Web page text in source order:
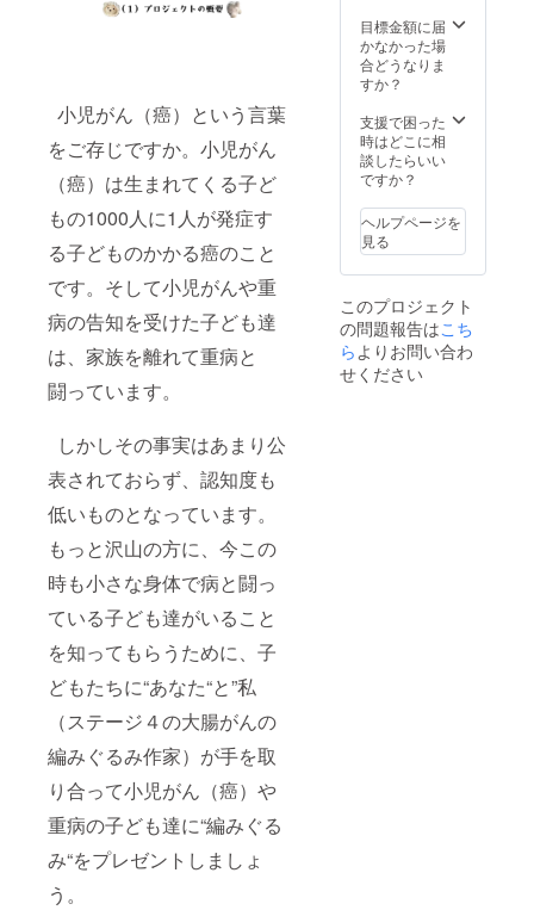
小児がん（癌）という言葉
をご存じですか。小児がん
（癌）は生まれてくる子ど
もの1000人に1人が発症す
る子どものかかる癌のこと
です。そして小児がんや重
病の告知を受けた子ども達
は、家族を離れて重病と
闘っています。
しかしその事実はあまり公
表されておらず、認知度も
低いものとなっています。
もっと沢山の方に、今この
時も小さな身体で病と闘っ
ている子ども達がいること
を知ってもらうために、子
どもたちに“あなた“と”私
（ステージ４の大腸がんの
編みぐるみ作家）が手を取
り合って小児がん（癌）や
重病の子ども達に“編みぐる
み“をプレゼントしましょ
う。
姿を実際に
見てきまし
た。
家族と離
れて病と闘
う姿は本当
にステージ
４の癌の私
でさえ感動
と勇気を与
えられてい
ます。
彼らに私
たちができ
目標金額に届
かなかった場
合どうなりま
すか？
支援で困った
時はどこに相
談したらいい
ですか？
ヘルプページを
見る
このプロジェクト
の問題報告はこち
らよりお問い合わ
せください